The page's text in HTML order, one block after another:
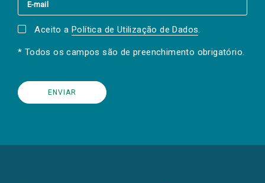
Aceito a Política de Utilização de Dados.
* Todos os campos são de preenchimento obrigatório.